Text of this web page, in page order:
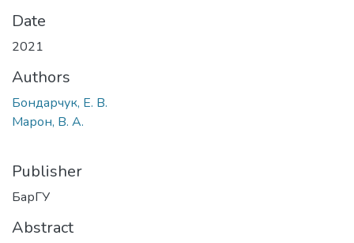
Date
2021
Authors
Бондарчук, Е. В.
Марон, В. А.
Publisher
БарГУ
Abstract